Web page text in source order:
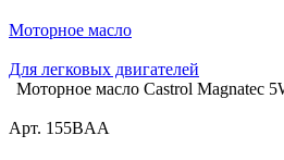
Моторное масло
Для легковых двигателей
Моторное масло Castrol Magnatec
Арт. 155BAA